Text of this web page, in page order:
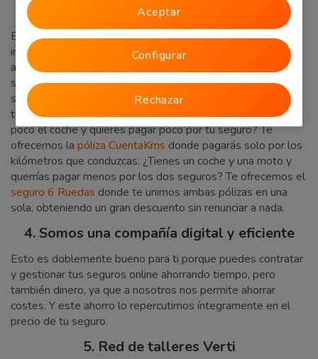
3. Productos Innovadores
En Verti te ofrecemos una selección de productos
innovadores que se adaptan a tus necesidades
aseguradoras. ¿Quieres obtener un gran descuento en tu
seguro? Te ofrecemosVerti DRIVERdonde si demuestras
ser un buen conductor, te damos un 40 % de descuento en
tu póliza al calcular tuseguro de cocheen Verti. ¿Utilizas
poco el coche y quieres pagar poco por tu seguro? Te
ofrecemos la póliza CuentaKms donde pagarás solo por los
kilómetros que conduzcas. ¿Tienes un coche y una moto y
querrías pagar menos por los dos seguros? Te ofrecemos el
seguro 6 Ruedas donde te unimos ambas pólizas en una
sola, obteniendo un gran descuento sin renunciar a nada.
4. Somos una compañía digital y eficiente
Esto es doblemente bueno para ti porque puedes contratar
y gestionar tus seguros online ahorrando tiempo, pero
también dinero, ya que a nosotros nos permite ahorrar
costes. Y este ahorro lo repercutimos íntegramente en el
precio de tu seguro.
5. Red de talleres Verti
Rechazar
Aceptar
Configurar